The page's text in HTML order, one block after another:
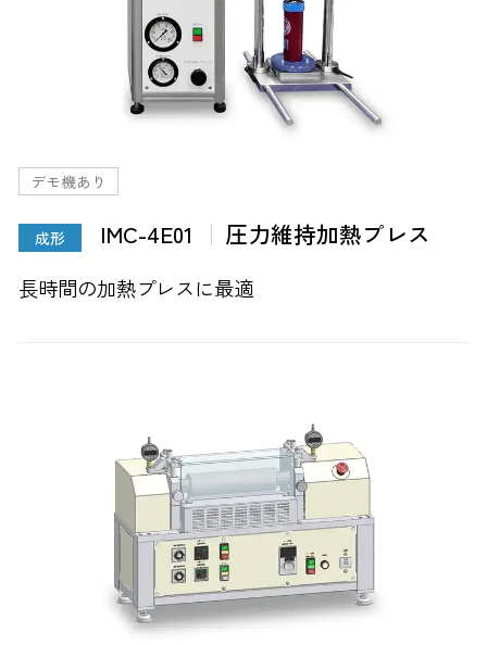
デモ機あり
成形 IMC-4E01 圧力維持加熱プレス
長時間の加熱プレスに最適